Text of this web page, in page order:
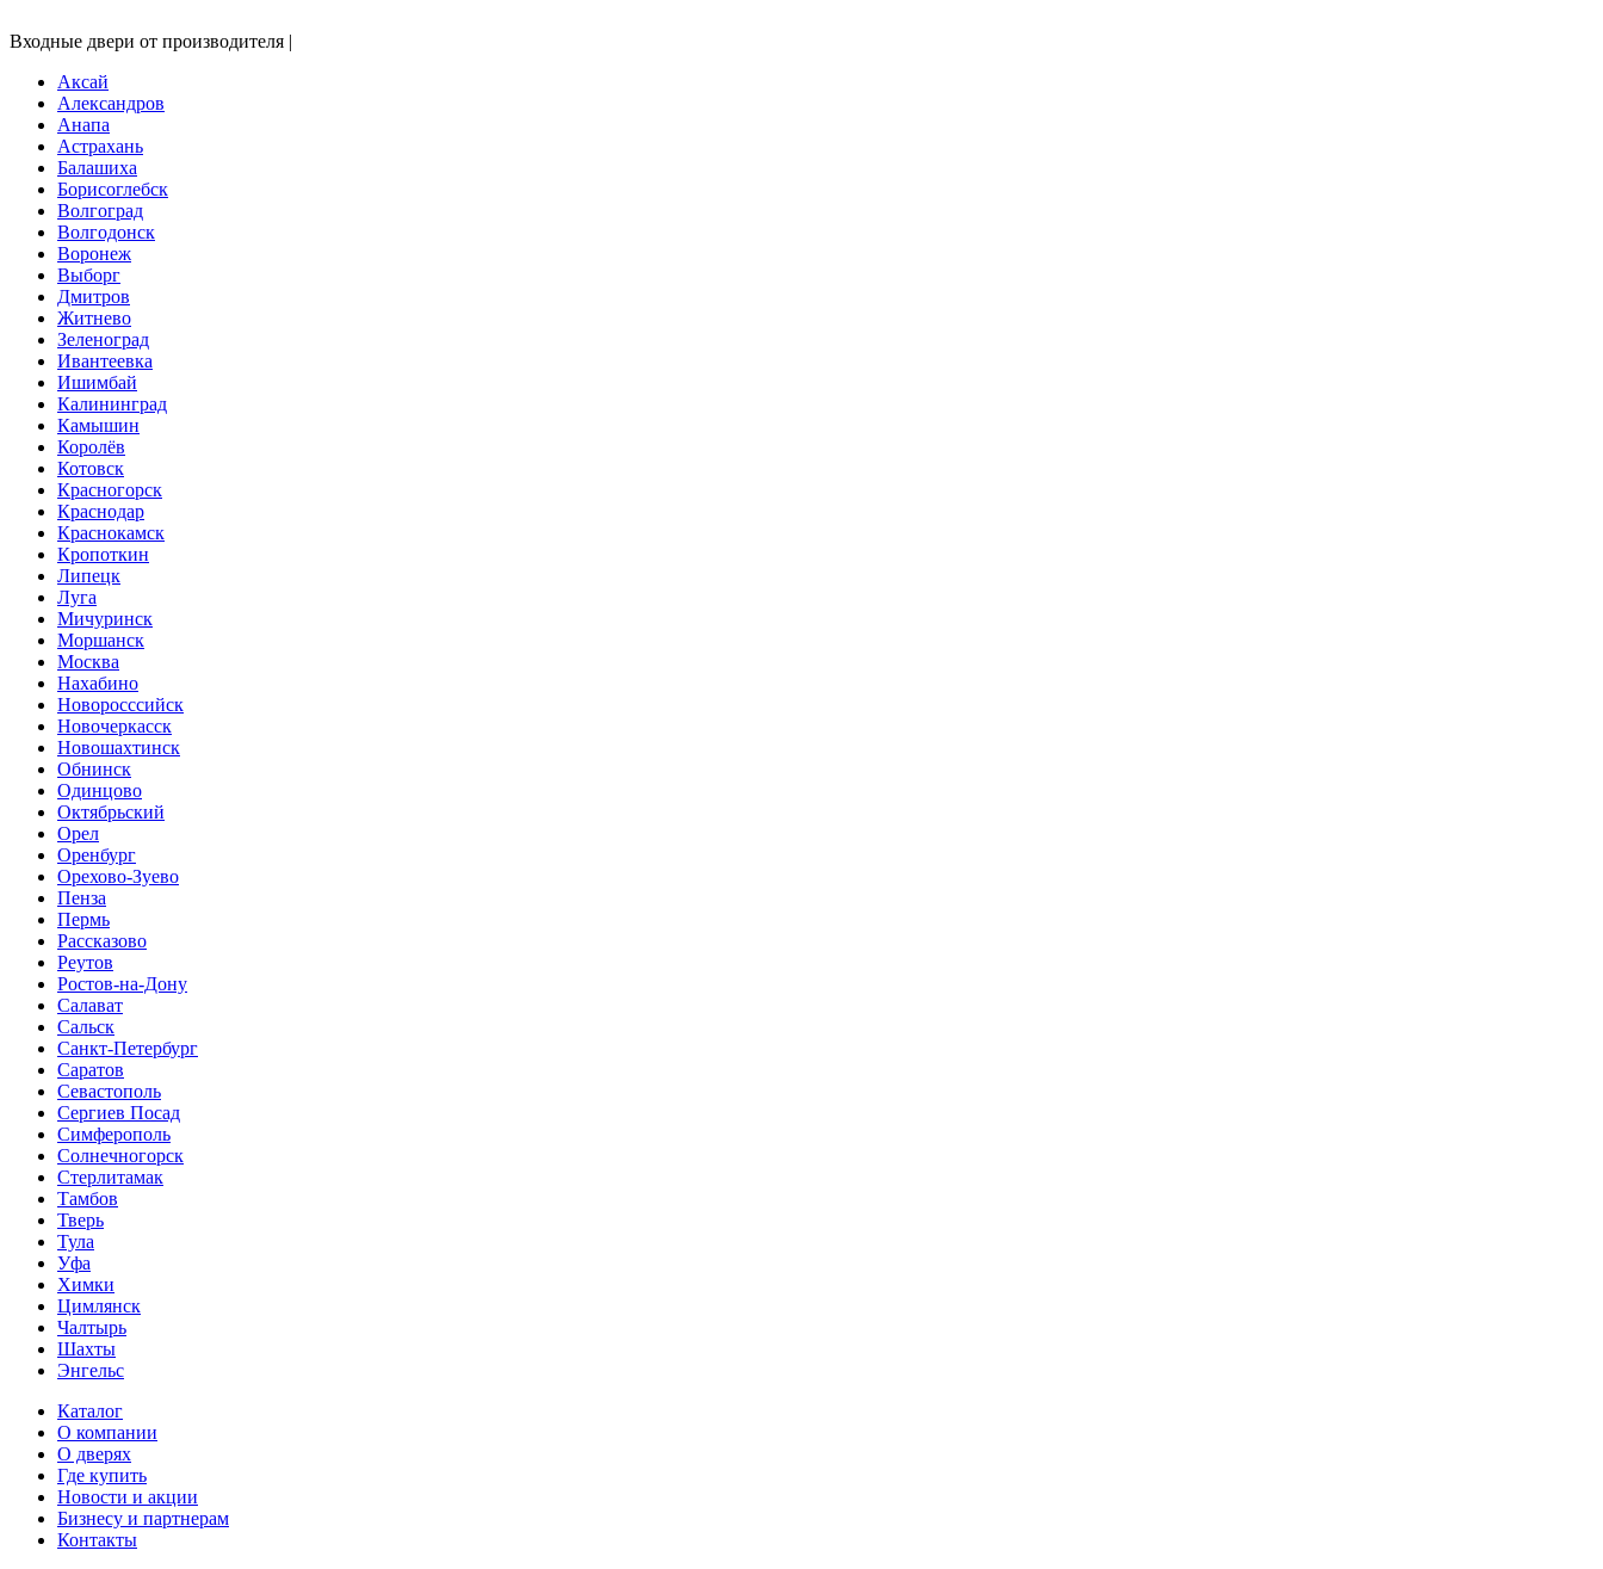
Входные двери от производителя |
Аксай
Александров
Анапа
Астрахань
Балашиха
Борисоглебск
Волгоград
Волгодонск
Воронеж
Выборг
Дмитров
Житнево
Зеленоград
Ивантеевка
Ишимбай
Калининград
Камышин
Королёв
Котовск
Красногорск
Краснодар
Краснокамск
Кропоткин
Липецк
Луга
Мичуринск
Моршанск
Москва
Нахабино
Новоросссийск
Новочеркасск
Новошахтинск
Обнинск
Одинцово
Октябрьский
Орел
Оренбург
Орехово-Зуево
Пенза
Пермь
Рассказово
Реутов
Ростов-на-Дону
Салават
Сальск
Санкт-Петербург
Саратов
Севастополь
Сергиев Посад
Симферополь
Солнечногорск
Стерлитамак
Тамбов
Тверь
Тула
Уфа
Химки
Цимлянск
Чалтырь
Шахты
Энгельс
Каталог
О компании
О дверях
Где купить
Новости и акции
Бизнесу и партнерам
Контакты